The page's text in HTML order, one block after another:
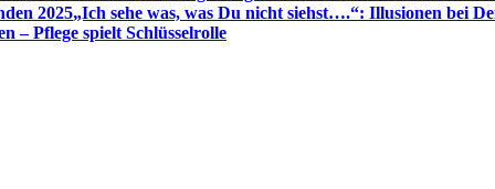
2025„Ich sehe was, was Du nicht siehst….“: Illusionen bei
– Pflege spielt Schlüsselrolle